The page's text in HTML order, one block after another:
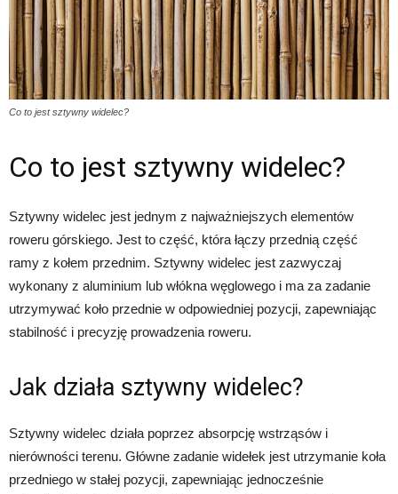
Co to jest sztywny widelec?
Co to jest sztywny widelec?
Sztywny widelec jest jednym z najważniejszych elementów
roweru górskiego. Jest to część, która łączy przednią część
ramy z kołem przednim. Sztywny widelec jest zazwyczaj
wykonany z aluminium lub włókna węglowego i ma za zadanie
utrzymywać koło przednie w odpowiedniej pozycji, zapewniając
stabilność i precyzję prowadzenia roweru.
Jak działa sztywny widelec?
Sztywny widelec działa poprzez absorpcję wstrząsów i
nierówności terenu. Główne zadanie widełek jest utrzymanie koła
przedniego w stałej pozycji, zapewniając jednocześnie